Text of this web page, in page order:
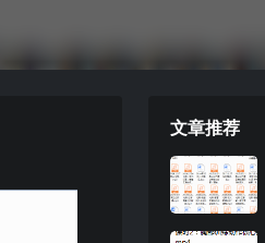
文章推荐